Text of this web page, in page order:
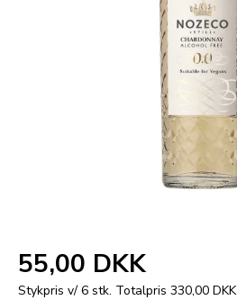
55,00 DKK
Stykpris v/ 6 stk. Totalpris 330,00 DKK